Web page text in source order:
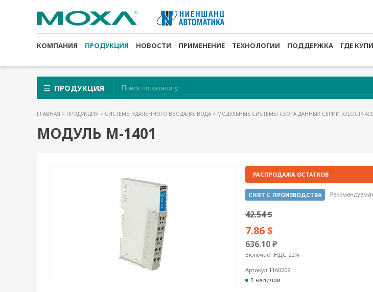
КОМПАНИЯ ПРОДУКЦИЯ НОВОСТИ ПРИМЕНЕНИЕ ТЕХНОЛОГИИ ПОДДЕРЖКА ГДЕ
ПРОДУКЦИЯ
ГЛАВНАЯ > ПРОДУКЦИЯ > СИСТЕМЫ УДАЛЕННОГО ВВОДА/ВЫВОДА > МОДУЛЬНЫЕ СИСТЕМЫ СБОРА ДАННЫХ СЕРИИ IOLOGIK
МОДУЛЬ M-1401
РАСПРОДАЖА ОСТАТКОВ
СНЯТ С ПРОИЗВОДСТВА
42.54 $
7.86 $
636.10 ₽
Включает НДС 22%
Артикул 1160209
В наличии